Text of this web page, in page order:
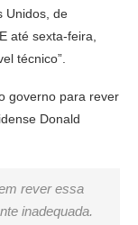
Unidos, de
até sexta-feira,
técnico”.
governo para rever
Donald
rever essa
inadequada.